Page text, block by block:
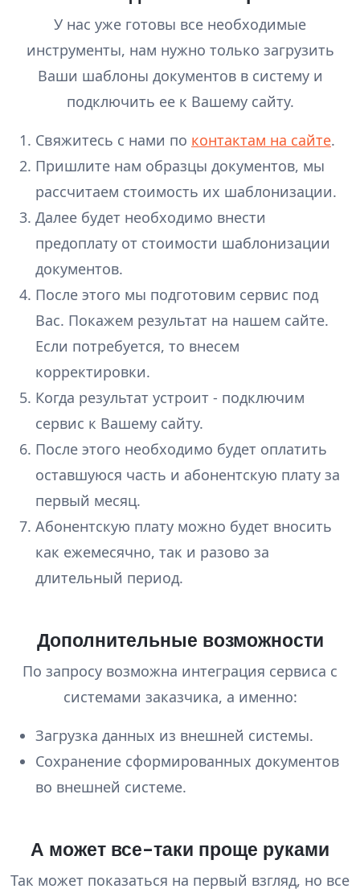
У нас уже готовы все необходимые
инструменты, нам нужно только загрузить
Ваши шаблоны документов в систему и
подключить ее к Вашему сайту.
Свяжитесь с нами по контактам на сайте.
Пришлите нам образцы документов, мы
рассчитаем стоимость их шаблонизации.
Далее будет необходимо внести
предоплату от стоимости шаблонизации
документов.
После этого мы подготовим сервис под
Вас. Покажем результат на нашем сайте.
Если потребуется, то внесем
корректировки.
Когда результат устроит - подключим
сервис к Вашему сайту.
После этого необходимо будет оплатить
оставшуюся часть и абонентскую плату за
первый месяц.
Абонентскую плату можно будет вносить
как ежемесячно, так и разово за
длительный период.
Дополнительные возможности
По запросу возможна интеграция сервиса с
системами заказчика, а именно:
Загрузка данных из внешней системы.
Сохранение сформированных документов
во внешней системе.
А может все-таки проще руками
Так может показаться на первый взгляд, но все